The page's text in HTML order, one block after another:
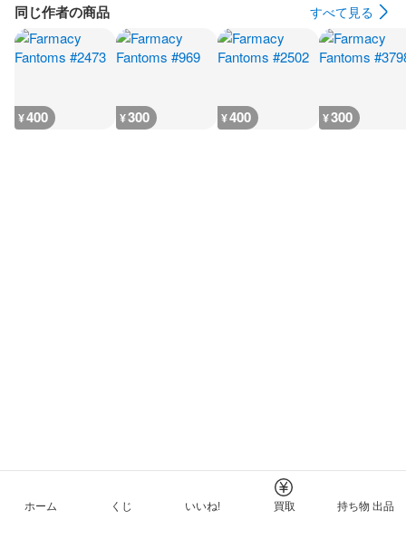
同じ作者の商品 すべて見る
¥400 ¥300 ¥400 ¥300
ホーム くじ いいね! 買取 持ち物 出品